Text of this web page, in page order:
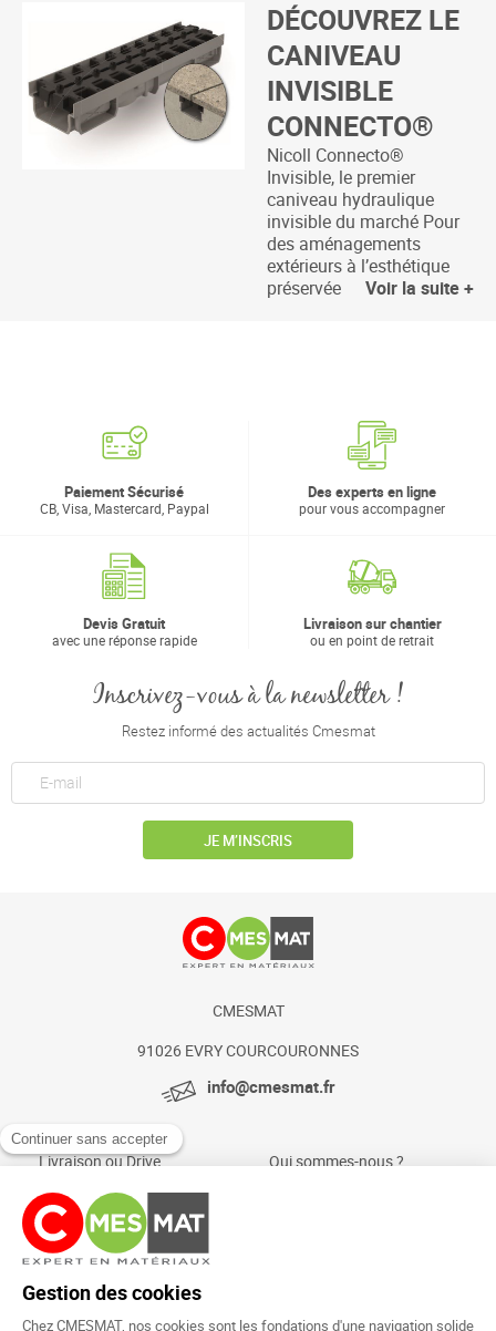
DÉCOUVREZ LE
CANIVEAU
INVISIBLE
CONNECTO®
Nicoll Connecto®
Invisible, le premier
caniveau hydraulique
invisible du marché Pour
des aménagements
extérieurs à l’esthétique
préservée
Voir la suite +
Paiement Sécurisé
CB, Visa, Mastercard, Paypal
Des experts en ligne
pour vous accompagner
Devis Gratuit
avec une réponse rapide
Livraison sur chantier
ou en point de retrait
Inscrivez-vous à la newsletter !
Restez informé des actualités Cmesmat
JE M’INSCRIS
CMESMAT
91026 EVRY COURCOURONNES
info@cmesmat.fr
Livraison ou Drive
Paiement sécurisé
Foire aux questions
Qui sommes-nous ?